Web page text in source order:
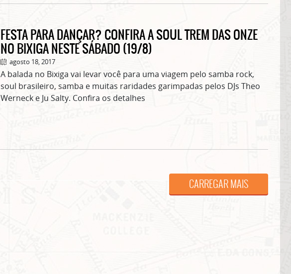
FESTA PARA DANÇAR? CONFIRA A SOUL TREM DAS ONZE
NO BIXIGA NESTE SÁBADO (19/8)
agosto 18, 2017
A balada no Bixiga vai levar você para uma viagem pelo samba rock,
soul brasileiro, samba e muitas raridades garimpadas pelos DJs Theo
Werneck e Ju Salty. Confira os detalhes
CARREGAR MAIS
Clique no botão abaixo para receber notícias sobre o centro de São Paulo no seu